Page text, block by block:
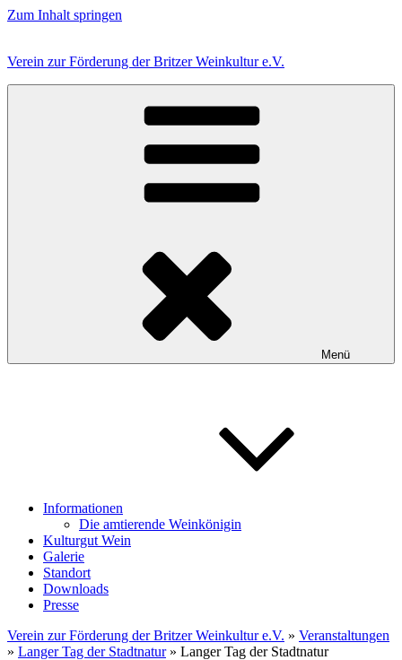
Zum Inhalt springen
Verein zur Förderung der Britzer Weinkultur e.V.
Menü
Informationen
Die amtierende Weinkönigin
Kulturgut Wein
Galerie
Standort
Downloads
Presse
Verein zur Förderung der Britzer Weinkultur e.V. » Veranstaltungen
» Langer Tag der Stadtnatur» Langer Tag der Stadtnatur